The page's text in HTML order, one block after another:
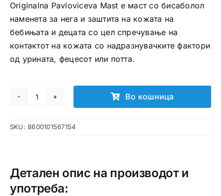
Originalna Pavloviceva Mast е маст со бисаболол
наменета за нега и заштита на кожата на
бебињата и децата со цел спречување на
контактот на кожата со надразнувачките фактори
од урината, фецесот или потта.
Originalna
Mast
Во кошница
SKU:8600101567154
Детален опис на производот и
употреба: